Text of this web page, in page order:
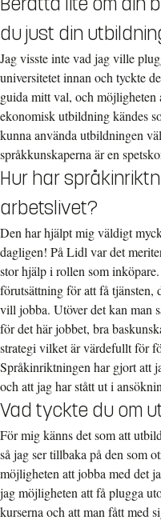
du just din
Jag visste inte vad jag ville
universitetet innan och tyckte
guida mitt val, och möjligheten
ekonomisk utbildning kändes
kunna använda utbildningen
språkkunskaperna är en
Hur har
arbetslivet?
Den har hjälpt mig väldigt
dagligen! På Lidl var det
stor hjälp i rollen som
förutsättning för att få tjänsten,
vill jobba. Utöver det kan man
för det här jobbet, bra
strategi vilket är värdefullt för
Språkinriktningen har gjort att
och att jag har stått ut i
Vad tyckte du om
För mig känns det som att
så jag ser tillbaka på den som
möjligheten att jobba med det
jag möjligheten att få plugga
kurserna och att man fått med